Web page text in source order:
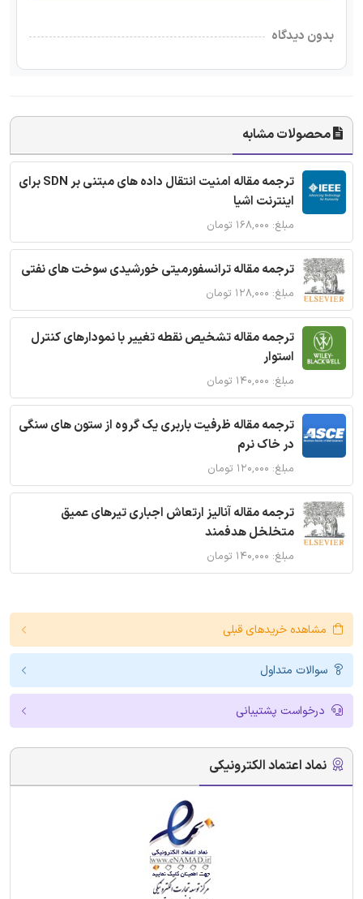
بدون دیدگاه
محصولات مشابه
ترجمه مقاله امنیت انتقال داده های مبتنی بر SDN برای
اینترنت اشیا
مبلغ: ۱۶۸,۰۰۰ تومان
ترجمه مقاله ترانسفورمیتی خورشیدی سوخت های نفتی
مبلغ: ۱۲۸,۰۰۰ تومان
ترجمه مقاله تشخیص نقطه تغییر با نمودارهای کنترل
استوار
مبلغ: ۱۴۰,۰۰۰ تومان
ترجمه مقاله ظرفیت باربری یک گروه از ستون های سنگی
در خاک نرم
مبلغ: ۱۲۰,۰۰۰ تومان
ترجمه مقاله آنالیز ارتعاش اجباری تیرهای عمیق
متخلخل هدفمند
مبلغ: ۱۴۰,۰۰۰ تومان
مشاهده خریدهای قبلی
سوالات متداول
درخواست پشتیبانی
نماد اعتماد الکترونیکی